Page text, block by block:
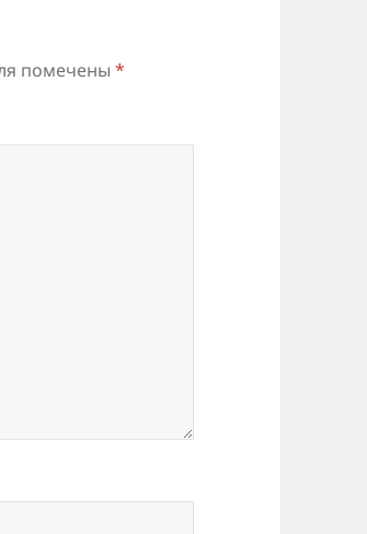
помечены*